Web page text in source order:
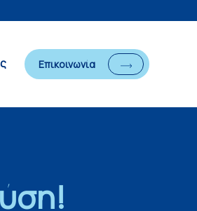
Επικοινωνία